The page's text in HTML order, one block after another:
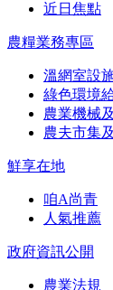
近日焦點
農糧業務專區
溫網室設
綠色環境
農業機械
農夫市集
鮮享在地
咱A尚青
人氣推薦
政府資訊公開
農業法規